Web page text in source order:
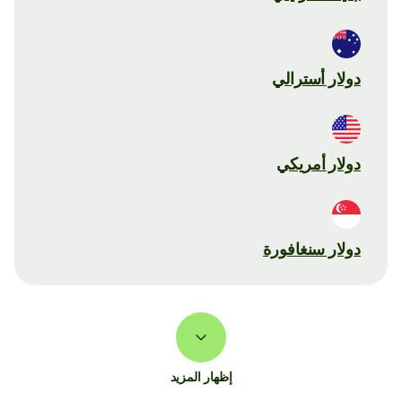
دولار أسترالي
دولار أمريكي
دولار سنغافورة
إظهار المزيد